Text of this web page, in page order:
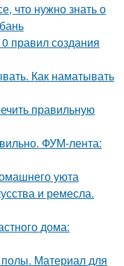
что нужно знать о
правил создания
Как наматывать
правильную
ФУМ-лента:
уюта
и ремесла.
дома:
Материал для